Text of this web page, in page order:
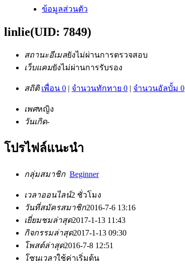
ข้อมูลส่วนตัว
linlie(UID: 7849)
สถานะอีเมลยังไม่ผ่านการตรวจสอบ
เว็บแคมยังไม่ผ่านการรับรอง
สถิติ เพื่อน 0 | จำนวนทักทาย 0 | จำนวนอัลบั้ม 0
เพศหญิง
วันเกิด-
โปรไฟล์แนะนำ
กลุ่มสมาชิก Beginner
เวลาออนไลน์2 ชั่วโมง
วันที่สมัครสมาชิก2016-7-6 13:16
เยี่ยมชมล่าสุด2017-1-13 11:43
กิจกรรมล่าสุด2017-1-13 09:30
โพสต์ล่าสุด2016-7-8 12:51
โซนเวลาใช้ค่าเริ่มต้น